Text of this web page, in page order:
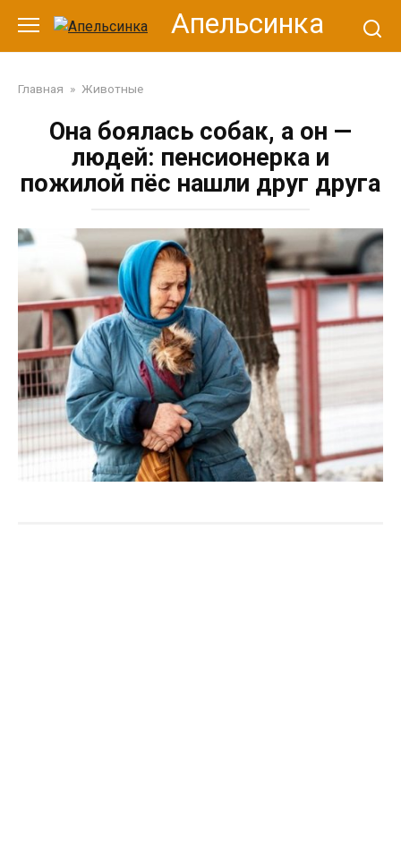
контенту
Апельсинка
Главная » Животные
Она боялась собак, а он —
людей: пенсионерка и
пожилой пёс нашли друг друга